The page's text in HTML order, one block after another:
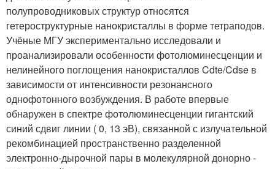
полупроводниковых структур относятся
гетероструктурные нанокристаллы в форме тетраподов.
Учёные МГУ экспериментально исследовали и
проанализировали особенности фотолюминесценции и
нелинейного поглощения нанокристаллов Cdte/Cdse в
зависимости от интенсивности резонансного
однофотонного возбуждения. В работе впервые
обнаружен в спектре фотолюминесценции гигантский
синий сдвиг линии ( 0, 13 эВ), связанной с излучательной
рекомбинацией пространственно разделенной
электронно-дырочной пары в молекулярной донорно -